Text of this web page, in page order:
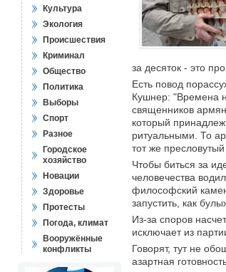
Культура
Экология
Происшествия
Криминал
Общество
Политика
Выборы
Спорт
Разное
Городское
хозяйство
Новации
Здоровье
Протесты
Погода, климат
Вооружённые
конфликты
за десяток - это
Есть повод
Кушнер: "Времена
священников
который
ритуальными. То
тот же
Чтобы биться за
человечества
философский
запустить, как
Из-за споров
исключает из
Говорят, тут не
азартная